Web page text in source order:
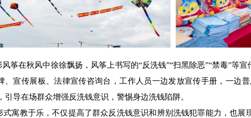
筝在秋风中徐徐飘扬，风筝上书写的“反洗钱”“扫黑除恶”“禁毒”等
、宣传展板、法律宣传咨询台，工作人员一边发放宣传手册，一边
引导在场群众增强反洗钱意识，警惕身边洗钱陷阱。
寓教于乐，不仅提高了群众反洗钱意识和辨别洗钱犯罪能力，也